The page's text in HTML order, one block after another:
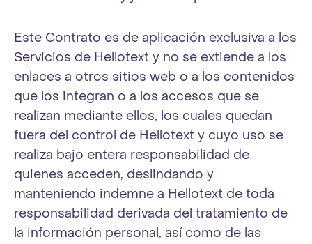
Este Contrato es de aplicación exclusiva a los
Servicios de Hellotext y no se extiende a los
enlaces a otros sitios web o a los contenidos
que los integran o a los accesos que se
realizan mediante ellos, los cuales quedan
fuera del control de Hellotext y cuyo uso se
realiza bajo entera responsabilidad de
quienes acceden, deslindando y
manteniendo indemne a Hellotext de toda
responsabilidad derivada del tratamiento de
la información personal, así como de las